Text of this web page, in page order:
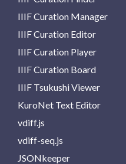
IIIF Curation Manager
IIIF Curation Editor
IIIF Curation Player
IIIF Curation Board
IIIF Tsukushi Viewer
KuroNet Text Editor
vdiff.js
vdiff-seq.js
JSONkeeper